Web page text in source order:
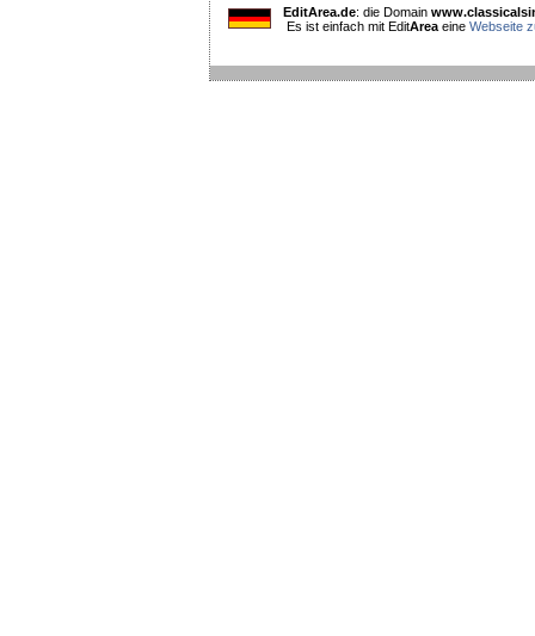
EditArea.de: die Domain
Es ist einfach mit EditArea eine Webseite